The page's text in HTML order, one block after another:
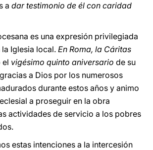
a dar testimonio de él con caridad
es una expresión privilegiada
Iglesia local. En Roma, la Cáritas
el vigésimo quinto aniversario de su
a Dios por los numerosos
durante estos años y animo
a proseguir en la obra
actividades de servicio a los pobres
estas intenciones a la intercesión